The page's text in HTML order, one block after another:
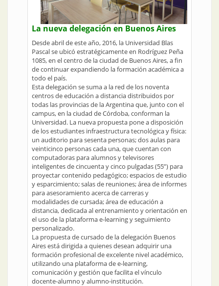
La nueva delegación en Buenos Aires
Desde abril de este año, 2016, la Universidad Blas
Pascal se ubicó estratégicamente en Rodríguez Peña
1085, en el centro de la ciudad de Buenos Aires, a fin
de continuar expandiendo la formación académica a
todo el país.
Esta delegación se suma a la red de los noventa
centros de educación a distancia distribuidos por
todas las provincias de la Argentina que, junto con el
campus, en la ciudad de Córdoba, conforman la
Universidad. La nueva propuesta pone a disposición
de los estudiantes infraestructura tecnológica y física:
un auditorio para sesenta personas; dos aulas para
veinticinco personas cada una, que cuentan con
computadoras para alumnos y televisores
inteligentes de cincuenta y cinco pulgadas (55”) para
proyectar contenido pedagógico; espacios de estudio
y esparcimiento; salas de reuniones; área de informes
para asesoramiento acerca de carreras y
modalidades de cursada; área de educación a
distancia, dedicada al entrenamiento y orientación en
el uso de la plataforma e-learning y seguimiento
personalizado.
La propuesta de cursado de la delegación Buenos
Aires está dirigida a quienes desean adquirir una
formación profesional de excelente nivel académico,
utilizando una plataforma de e-learning,
comunicación y gestión que facilita el vínculo
docente-alumno y alumno-institución.